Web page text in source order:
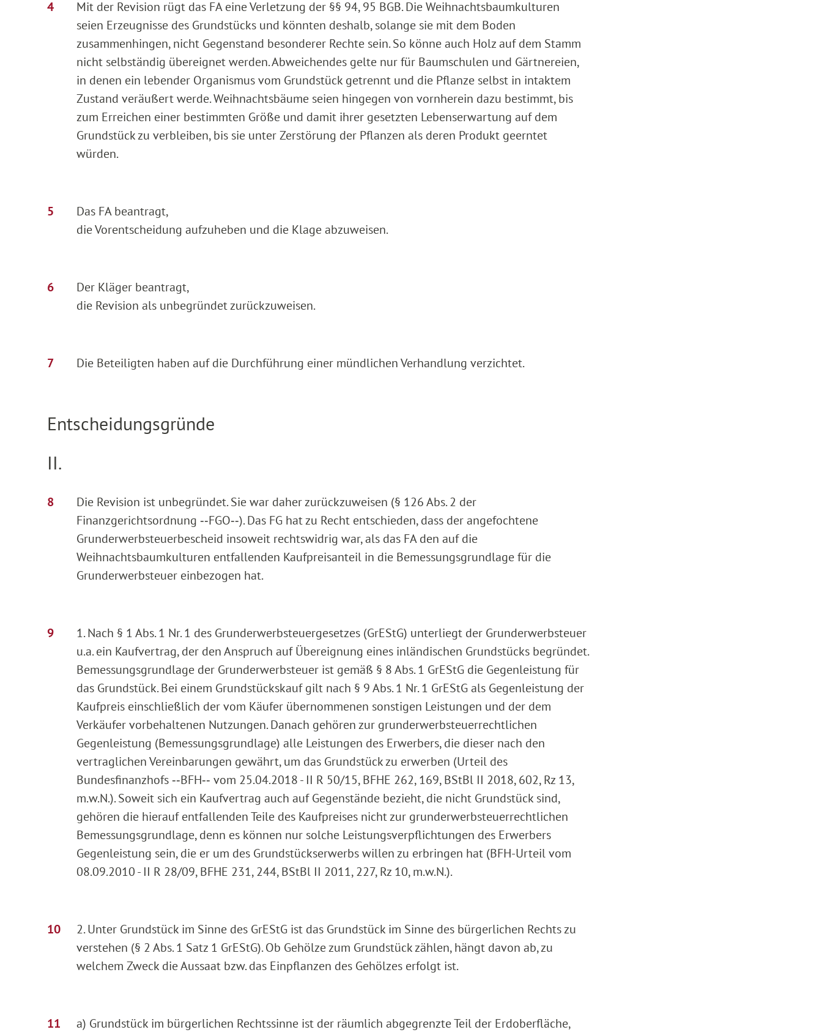
Mit der Revision rügt das FA eine Verletzung der §§ 94, 95 BGB. Die Weihnachtsbaumkulturen
seien Erzeugnisse des Grundstücks und könnten deshalb, solange sie mit dem Boden
zusammenhingen, nicht Gegenstand besonderer Rechte sein. So könne auch Holz auf dem Stamm
nicht selbständig übereignet werden. Abweichendes gelte nur für Baumschulen und Gärtnereien,
in denen ein lebender Organismus vom Grundstück getrennt und die Pflanze selbst in intaktem
Zustand veräußert werde. Weihnachtsbäume seien hingegen von vornherein dazu bestimmt, bis
zum Erreichen einer bestimmten Größe und damit ihrer gesetzten Lebenserwartung auf dem
Grundstück zu verbleiben, bis sie unter Zerstörung der Pflanzen als deren Produkt geerntet
würden.
Das FA beantragt,
die Vorentscheidung aufzuheben und die Klage abzuweisen.
Der Kläger beantragt,
die Revision als unbegründet zurückzuweisen.
Die Beteiligten haben auf die Durchführung einer mündlichen Verhandlung verzichtet.
Entscheidungsgründe
II.
Die Revision ist unbegründet. Sie war daher zurückzuweisen (§ 126 Abs. 2 der
Finanzgerichtsordnung ‑‑FGO‑‑). Das FG hat zu Recht entschieden, dass der angefochtene
Grunderwerbsteuerbescheid insoweit rechtswidrig war, als das FA den auf die
Weihnachtsbaumkulturen entfallenden Kaufpreisanteil in die Bemessungsgrundlage für die
Grunderwerbsteuer einbezogen hat.
1. Nach § 1 Abs. 1 Nr. 1 des Grunderwerbsteuergesetzes (GrEStG) unterliegt der Grunderwerbsteuer
u.a. ein Kaufvertrag, der den Anspruch auf Übereignung eines inländischen Grundstücks begründet.
Bemessungsgrundlage der Grunderwerbsteuer ist gemäß § 8 Abs. 1 GrEStG die Gegenleistung für
das Grundstück. Bei einem Grundstückskauf gilt nach § 9 Abs. 1 Nr. 1 GrEStG als Gegenleistung der
Kaufpreis einschließlich der vom Käufer übernommenen sonstigen Leistungen und der dem
Verkäufer vorbehaltenen Nutzungen. Danach gehören zur grunderwerbsteuerrechtlichen
Gegenleistung (Bemessungsgrundlage) alle Leistungen des Erwerbers, die dieser nach den
vertraglichen Vereinbarungen gewährt, um das Grundstück zu erwerben (Urteil des
Bundesfinanzhofs ‑‑BFH‑‑ vom 25.04.2018 - II R 50/15, BFHE 262, 169, BStBl II 2018, 602, Rz 13,
m.w.N.). Soweit sich ein Kaufvertrag auch auf Gegenstände bezieht, die nicht Grundstück sind,
gehören die hierauf entfallenden Teile des Kaufpreises nicht zur grunderwerbsteuerrechtlichen
Bemessungsgrundlage, denn es können nur solche Leistungsverpflichtungen des Erwerbers
Gegenleistung sein, die er um des Grundstückserwerbs willen zu erbringen hat (BFH-Urteil vom
08.09.2010 - II R 28/09, BFHE 231, 244, BStBl II 2011, 227, Rz 10, m.w.N.).
2. Unter Grundstück im Sinne des GrEStG ist das Grundstück im Sinne des bürgerlichen Rechts zu
verstehen (§ 2 Abs. 1 Satz 1 GrEStG). Ob Gehölze zum Grundstück zählen, hängt davon ab, zu
welchem Zweck die Aussaat bzw. das Einpflanzen des Gehölzes erfolgt ist.
a) Grundstück im bürgerlichen Rechtssinne ist der räumlich abgegrenzte Teil der Erdoberfläche,